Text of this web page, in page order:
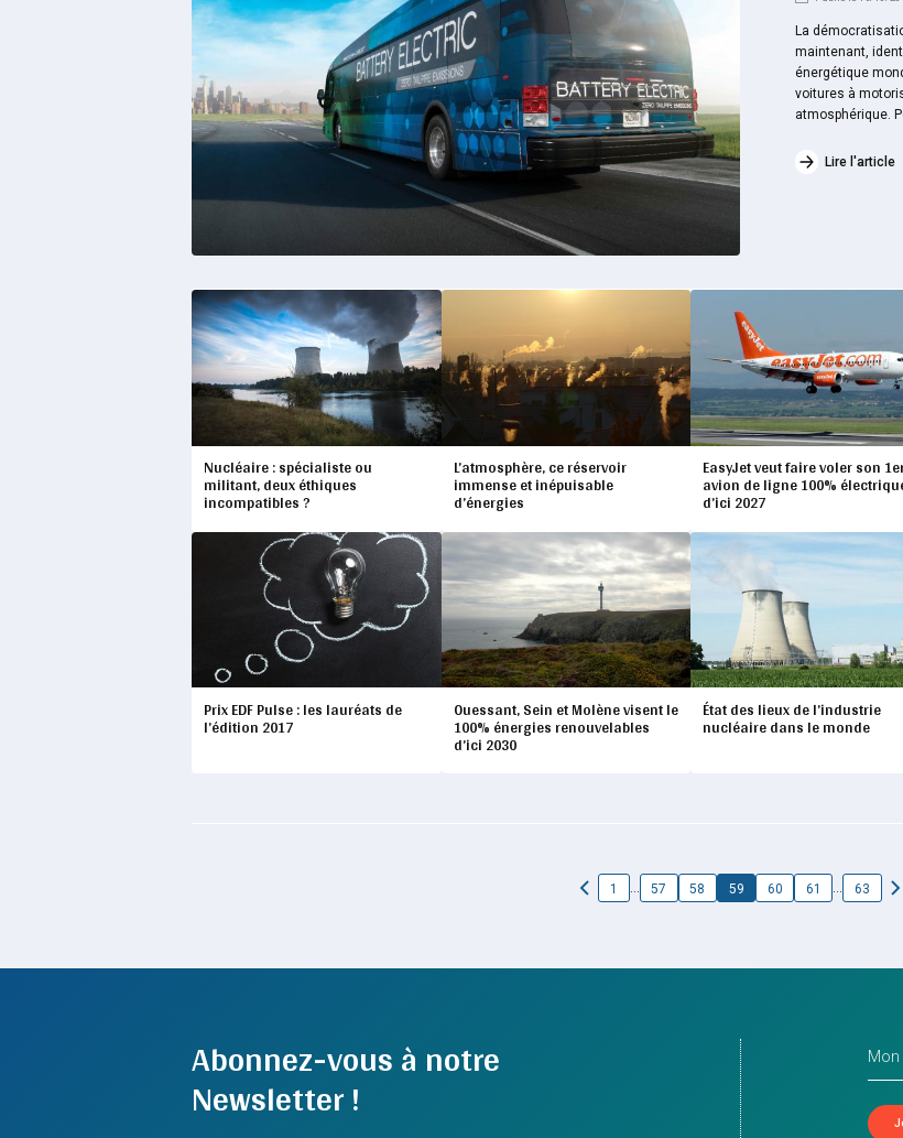
La
maintenant,
énergétique
voitures à
atmosphérique.
Lire l'article
Nucléaire : spécialiste ou
militant, deux éthiques
incompatibles ?
L’atmosphère, ce réservoir
immense et inépuisable
d’énergies
EasyJet veut faire voler son
avion de ligne 100%
d’ici 2027
Prix EDF Pulse : les lauréats de
l’édition 2017
Ouessant, Sein et Molène visent le
100% énergies renouvelables
d’ici 2030
État des lieux de l’industrie
nucléaire dans le monde
1 … 57 58 59 60 61 … 63
Abonnez-vous à notre
Newsletter !